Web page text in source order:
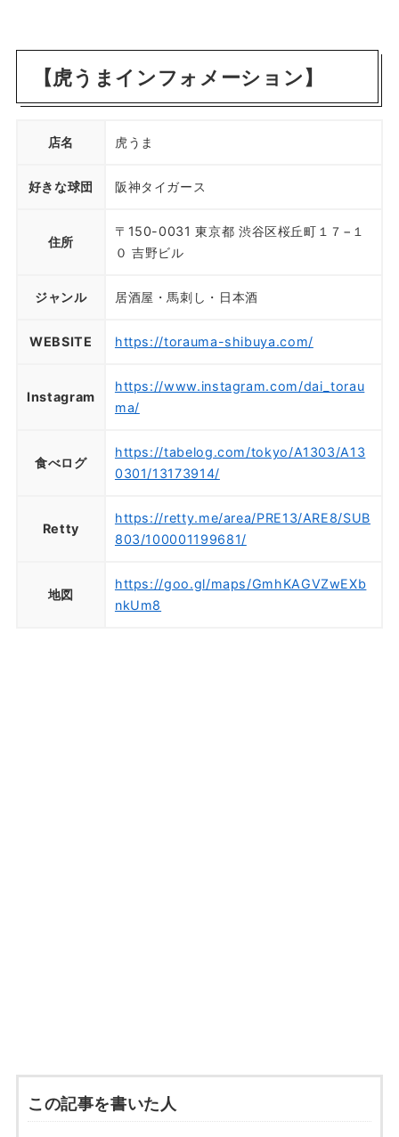
【虎うまインフォメーション】
店名 虎うま
好きな球団 阪神タイガース
住所
〒150-0031 東京都 渋谷区桜丘町１７−１
０ 吉野ビル
ジャンル 居酒屋・馬刺し・日本酒
WEBSITE https://torauma-shibuya.com/
Instagram
https://www.instagram.com/dai_torau
ma/
食べログ
https://tabelog.com/tokyo/A1303/A13
0301/13173914/
Retty
https://retty.me/area/PRE13/ARE8/SUB
803/100001199681/
地図
https://goo.gl/maps/GmhKAGVZwEXb
nkUm8
この記事を書いた人